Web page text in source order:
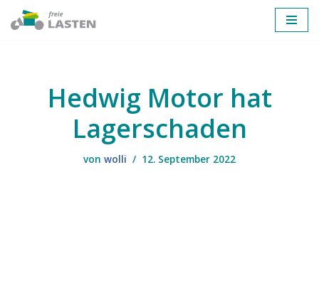
Hedwig Motor hat
Lagerschaden
von wolli 12. September 2022